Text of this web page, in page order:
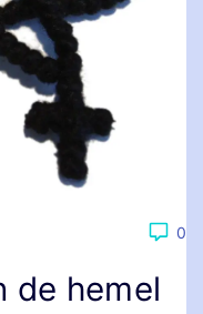
0
de hemel